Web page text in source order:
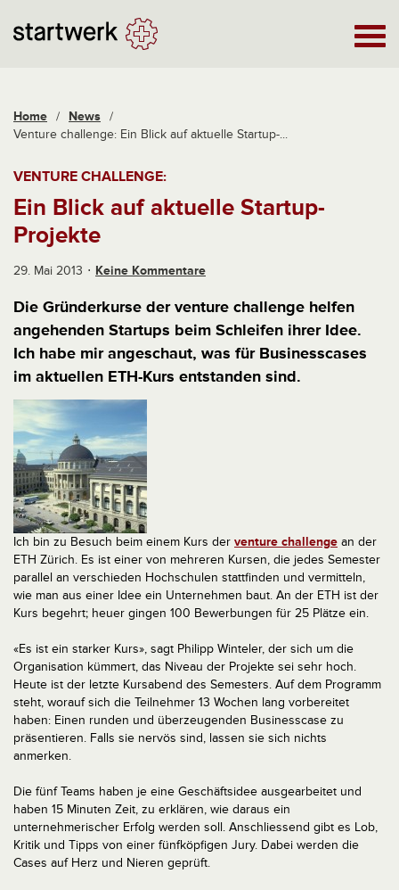
Home / News /
Venture challenge: Ein Blick auf aktuelle Startup-...
VENTURE CHALLENGE:
Ein Blick auf aktuelle Startup-
Projekte
29. Mai 2013 Keine Kommentare
Die Gründerkurse der venture challenge helfen
angehenden Startups beim Schleifen ihrer Idee.
Ich habe mir angeschaut, was für Businesscases
im aktuellen ETH-Kurs entstanden sind.
Ich bin zu Besuch beim einem Kurs der venture challenge an der
ETH Zürich. Es ist einer von mehreren Kursen, die jedes Semester
parallel an verschieden Hochschulen stattfinden und vermitteln,
wie man aus einer Idee ein Unternehmen baut. An der ETH ist der
Kurs begehrt; heuer gingen 100 Bewerbungen für 25 Plätze ein.
«Es ist ein starker Kurs», sagt Philipp Winteler, der sich um die
Organisation kümmert, das Niveau der Projekte sei sehr hoch.
Heute ist der letzte Kursabend des Semesters. Auf dem Programm
steht, worauf sich die Teilnehmer 13 Wochen lang vorbereitet
haben: Einen runden und überzeugenden Businesscase zu
präsentieren. Falls sie nervös sind, lassen sie sich nichts
anmerken.
Die fünf Teams haben je eine Geschäftsidee ausgearbeitet und
haben 15 Minuten Zeit, zu erklären, wie daraus ein
unternehmerischer Erfolg werden soll. Anschliessend gibt es Lob,
Kritik und Tipps von einer fünfköpfigen Jury. Dabei werden die
Cases auf Herz und Nieren geprüft.